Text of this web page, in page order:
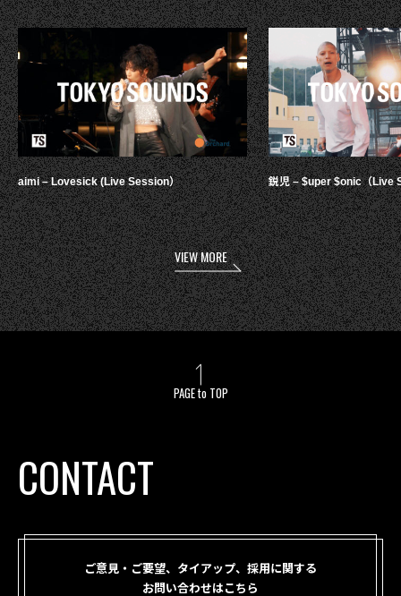
aimi – Lovesick (Live Session） 鋭児 – $uper $onic（Live
VIEW MORE
PAGE to TOP
CONTACT
ご意見・ご要望、タイアップ、採用に関する
お問い合わせはこちら